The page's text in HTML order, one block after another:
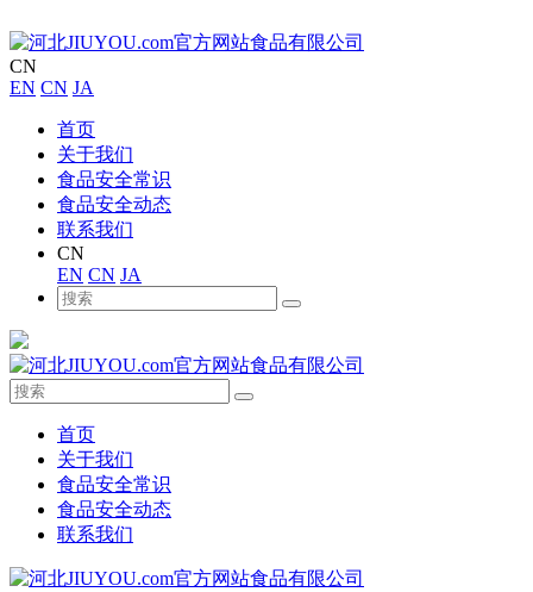
CN
EN CN JA
首页
关于我们
食品安全常识
食品安全动态
联系我们
CN
EN CN JA
首页
关于我们
食品安全常识
食品安全动态
联系我们